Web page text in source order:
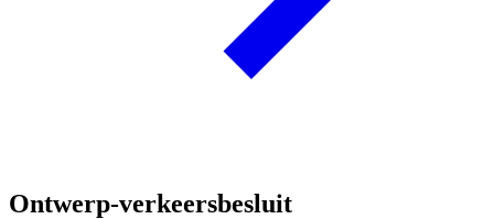
Ontwerp-verkeersbesluit